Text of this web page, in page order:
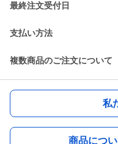
最終注文受付日
支払い方法
複数商品のご注文について
私
商品につ